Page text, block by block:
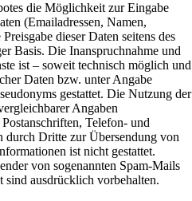
die Möglichkeit zur Eingabe
(Emailadressen, Namen,
dieser Daten seitens des
Basis. Die Inanspruchnahme und
ist – soweit technisch möglich und
Daten bzw. unter Angabe
gestattet. Die Nutzung der
Angaben
Telefon- und
durch Dritte zur Übersendung von
ist nicht gestattet.
von sogenannten Spam-Mails
sind ausdrücklich vorbehalten.